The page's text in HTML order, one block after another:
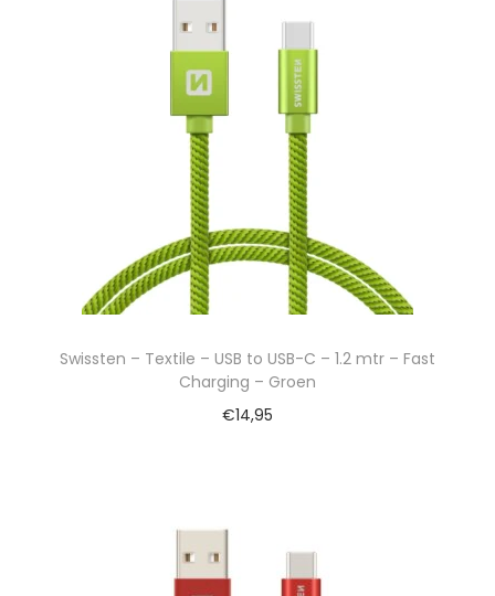
Swissten – Textile – USB to USB-C – 1.2 mtr – Fast
Charging – Groen
€14,95